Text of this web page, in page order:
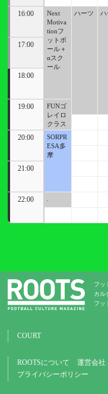
16:00
17:00
18:00
19:00
20:00
21:00
22:00
Next
Motiva
tionフ
ットボ
ール＋
αスク
ール
FUNゴ
レイロ
クラス
SORPR
ESA多
摩
.
ハーツ ハ
フッ
カル
フッ
COURT
ROOTSについて 運営会社
プライバシーポリシー